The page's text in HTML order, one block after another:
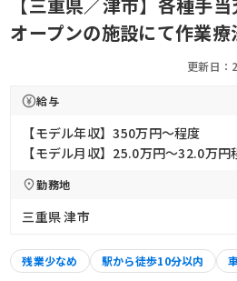
オープンの施設にて作業療
更新日
給与
【モデル年収】350万円〜程度
【モデル月収】25.0万円〜32.0万
勤務地
三重県 津市
残業少なめ 駅から徒歩10分以内